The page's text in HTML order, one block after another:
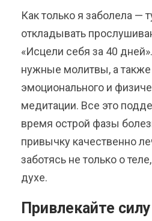
Как только я заболела —
откладывать
«Исцели себя за 40
нужные молитвы, а
эмоционального и
медитации. Все это
время острой фазы
привычку качественно
заботясь не только о
духе.
Привлекайте